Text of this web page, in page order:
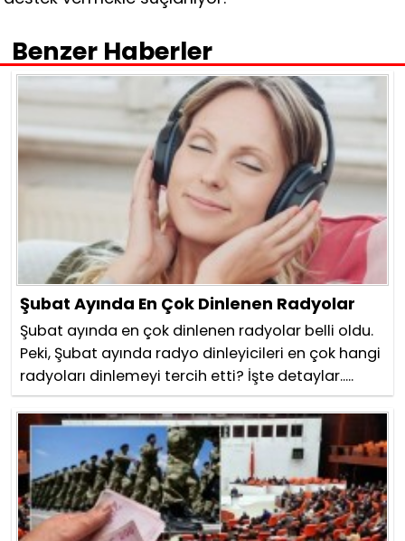
Benzer Haberler
Şubat Ayında En Çok Dinlenen Radyolar
Şubat ayında en çok dinlenen radyolar belli oldu.
Peki, Şubat ayında radyo dinleyicileri en çok hangi
radyoları dinlemeyi tercih etti? İşte detaylar.....